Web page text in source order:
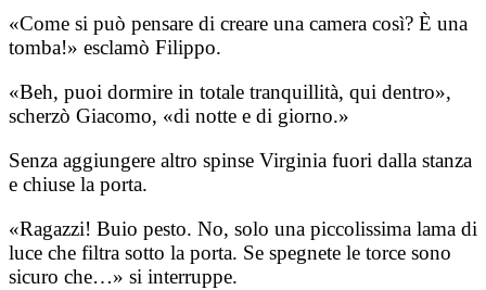
«Come si può pensare di creare una camera così? È una
tomba!» esclamò Filippo.
«Beh, puoi dormire in totale tranquillità, qui dentro»,
scherzò Giacomo, «di notte e di giorno.»
Senza aggiungere altro spinse Virginia fuori dalla stanza
e chiuse la porta.
«Ragazzi! Buio pesto. No, solo una piccolissima lama di
luce che filtra sotto la porta. Se spegnete le torce sono
sicuro che…» si interruppe.